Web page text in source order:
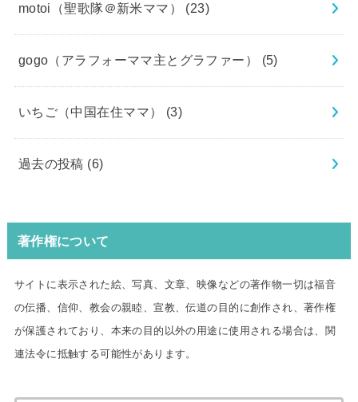
motoi（聖歌隊＠新米ママ） (23)
gogo（アラフォーママ主とグラファー） (5)
いちご（中国在住ママ） (3)
過去の投稿 (6)
著作権について
サイトに表示された絵、写真、文章、映像などの著作物一切は福音
の伝播、信仰、教会の親睦、宣教、伝道の目的に創作され、著作権
が保護されており、本来の目的以外の用途に使用される場合は、関
連法令に抵触する可能性があります。